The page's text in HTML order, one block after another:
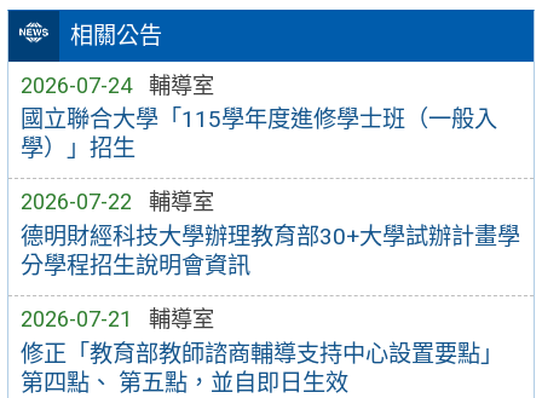
相關公告
2026-07-24 輔導室
國立聯合大學「115學年度進修學士班（一般入
學）」招生
2026-07-22 輔導室
德明財經科技大學辦理教育部30+大學試辦計畫學
分學程招生說明會資訊
2026-07-21 輔導室
修正「教育部教師諮商輔導支持中心設置要點」
第四點、 第五點，並自即日生效